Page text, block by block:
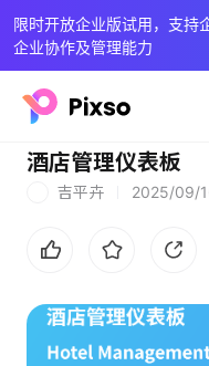
限时开放企业版试用，支持
企业协作及管理能力
酒店管理仪表板
吉平卉 2025/09/